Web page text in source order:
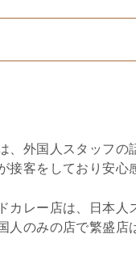
、外国人スタッフの
客をしており安心
カレー店は、日本人
人のみの店で繁盛店